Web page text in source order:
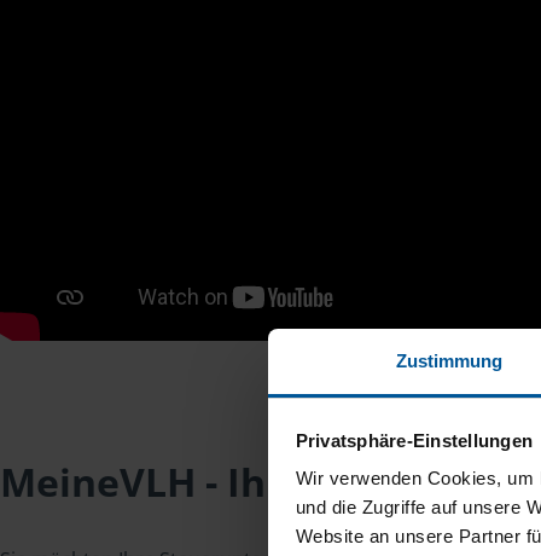
Zustimmung
Privatsphäre-Einstellungen
Wir verwenden Cookies,
und die Zugriffe auf unsere
Website an unsere Partner
MeineVLH - Ihr